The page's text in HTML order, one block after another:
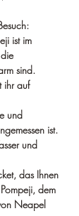
ist im
sind.
ihr auf
und
ist.
und
das Ihnen
dem
Neapel